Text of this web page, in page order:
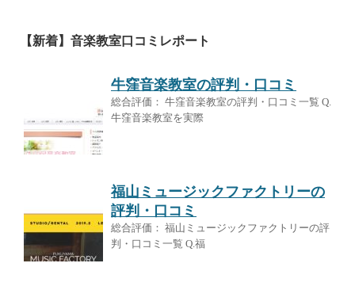
【新着】音楽教室口コミレポート
牛窪音楽教室の評判・口コミ
総合評価： 牛窪音楽教室の評判・口コミ一覧 Q.
牛窪音楽教室を実際
福山ミュージックファクトリーの
評判・口コミ
総合評価： 福山ミュージックファクトリーの評
判・口コミ一覧 Q.福